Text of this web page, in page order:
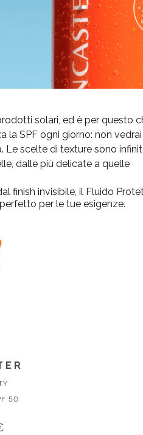
solari, ed è per questo
SPF ogni giorno: non vedrai
Le scelte di texture sono
dalle più delicate a quelle
finish invisibile, il Fluido
per le tue esigenze.
50